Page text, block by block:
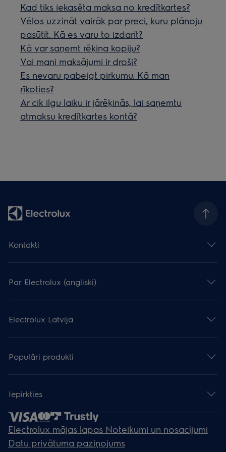
Kad tiks iekasēta maksa no kredītkartes?
Vēlos uzzināt vairāk par preci, kuru plānoju
pasūtīt. Kā es varu to izdarīt?
Kā var saņemt rēķina kopiju?
Vai mani maksājumi ir droši?
Es nevaru pabeigt pirkumu. Kā man
rīkoties?
Ar cik ilgu laiku ir jārēķinās, lai saņemtu
atmaksu kredītkartes kontā?
Kontakti
Par Electrolux (angliski)
Electrolux Latvija
Populāri produkti
Iepirkties
Electrolux mājas lapas Noteikumi un nosacījumi
Datu privātuma paziņojums